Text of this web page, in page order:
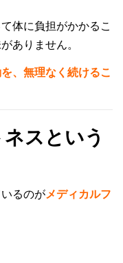
体に負担がかかるこ
ありません。
、無理なく続けるこ
スという
るのがメディカルフ